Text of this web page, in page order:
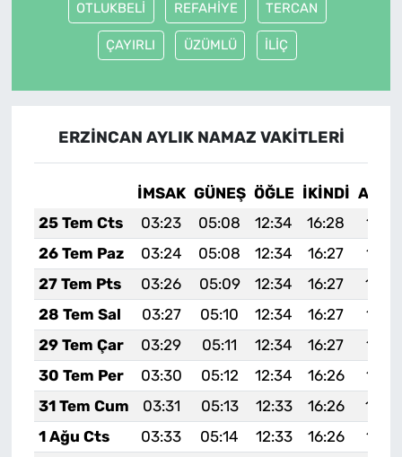
OTLUKBELİ REFAHİYE TERCAN
ÇAYIRLI ÜZÜMLÜ İLİÇ
ERZİNCAN AYLIK NAMAZ VAKITLERI
İMSAK GÜNEŞ ÖĞLE İKINDI
25 Tem Cts
03:23 05:08 12:34 16:28
26 Tem Paz
03:24 05:08 12:34 16:27
27 Tem Pts
03:26 05:09 12:34 16:27
28 Tem Sal
03:27 05:10 12:34 16:27
29 Tem Çar
03:29 05:11 12:34 16:27
30 Tem Per
03:30 05:12 12:34 16:26
31 Tem Cum
03:31 05:13 12:33 16:26
1 Ağu Cts
03:33 05:14 12:33 16:26